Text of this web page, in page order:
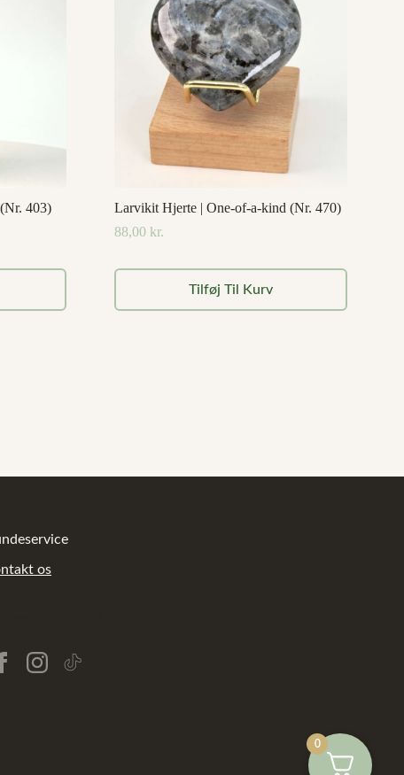
403)
Larvikit Hjerte | One-of-a-kind (Nr. 470)
88,00 kr.
Tilføj Til Kurv
os
0